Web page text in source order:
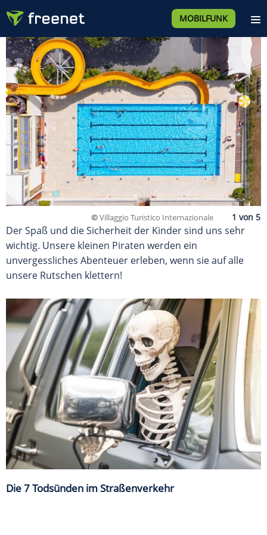
MOBILFUNK
©Villaggio Turistico Internazionale
Der Spaß und die Sicherheit der Kinder sind uns sehr
wichtig. Unsere kleinen Piraten werden ein
unvergessliches Abenteuer erleben, wenn sie auf alle
unsere Rutschen klettern!
Die 7 Todsünden im Straßenverkehr